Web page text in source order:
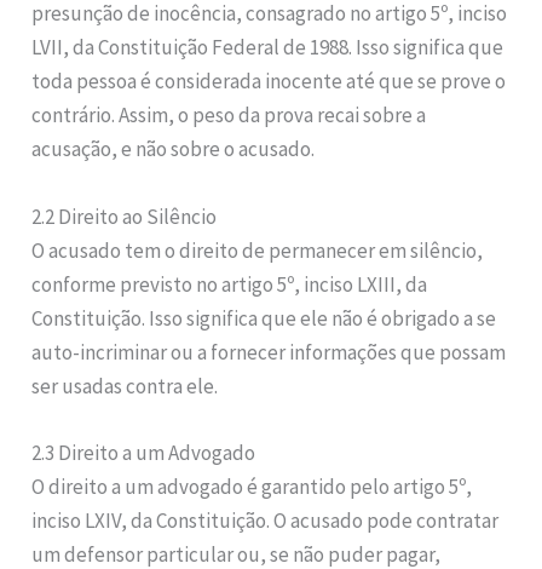
presunção de inocência, consagrado no artigo 5º, inciso
LVII, da Constituição Federal de 1988. Isso significa que
toda pessoa é considerada inocente até que se prove o
contrário. Assim, o peso da prova recai sobre a
acusação, e não sobre o acusado.
2.2 Direito ao Silêncio
O acusado tem o direito de permanecer em silêncio,
conforme previsto no artigo 5º, inciso LXIII, da
Constituição. Isso significa que ele não é obrigado a se
auto-incriminar ou a fornecer informações que possam
ser usadas contra ele.
2.3 Direito a um Advogado
O direito a um advogado é garantido pelo artigo 5º,
inciso LXIV, da Constituição. O acusado pode contratar
um defensor particular ou, se não puder pagar,